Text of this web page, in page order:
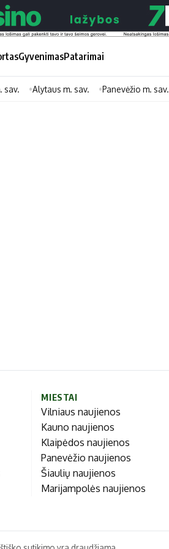
GyvenimasPatarimai
sav. Alytaus m. sav. Panevėžio m. sav.
MIESTAI
Vilniaus naujienos
Kauno naujienos
Klaipėdos naujienos
Panevėžio naujienos
Šiaulių naujienos
Marijampolės naujienos